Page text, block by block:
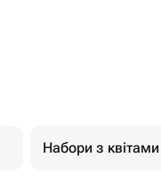
Набори з квітами